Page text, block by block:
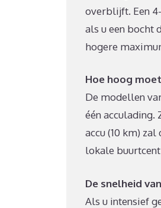
overblijft. Een
als u een bocht
hogere
Hoe hoog
De modellen
één acculading.
accu (10 km)
lokale
De snelheid
Als u intensief